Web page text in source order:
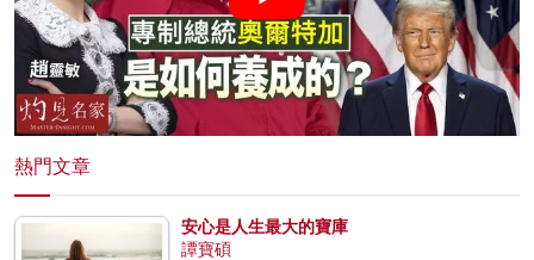
熱門文章
安心是人生最大的寶庫
譚寶碩